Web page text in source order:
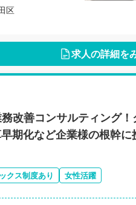
区
求人の詳細を
改善コンサルティング
期化など企業様の根幹に
クス制度あり 女性活躍